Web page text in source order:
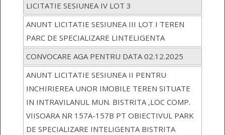
LICITATIE SESIUNEA IV LOT 3
ANUNT LICITATIE SESIUNEA III LOT I TEREN
PARC DE SPECIALIZARE LINTELIGENTA
CONVOCARE AGA PENTRU DATA 02.12.2025
ANUNT LICITATIE SESIUNEA II PENTRU
INCHIRIEREA UNOR IMOBILE TEREN SITUATE
IN INTRAVILANUL MUN. BISTRITA ,LOC COMP.
VIISOARA NR 157A-157B PT OBIECTIVUL PARK
DE SPECIALIZARE INTELIGENTA BISTRITA